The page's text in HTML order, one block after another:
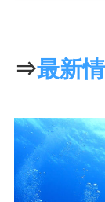
⇒最新